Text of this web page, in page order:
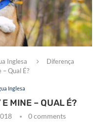
Inglesa
Diferença
Qual É?
Inglesa
MINE – QUAL É?
0 comments